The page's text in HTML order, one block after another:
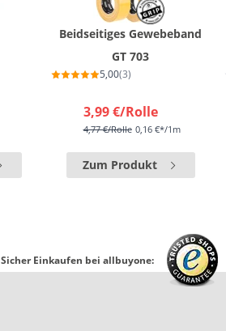
Beidseitiges Gewebeband
GT 703
5,00(3)
3,99 €/Rolle
4,77 €/Rolle 0,16 €*/1m
Zum Produkt
Sicher Einkaufen bei allbuyone: